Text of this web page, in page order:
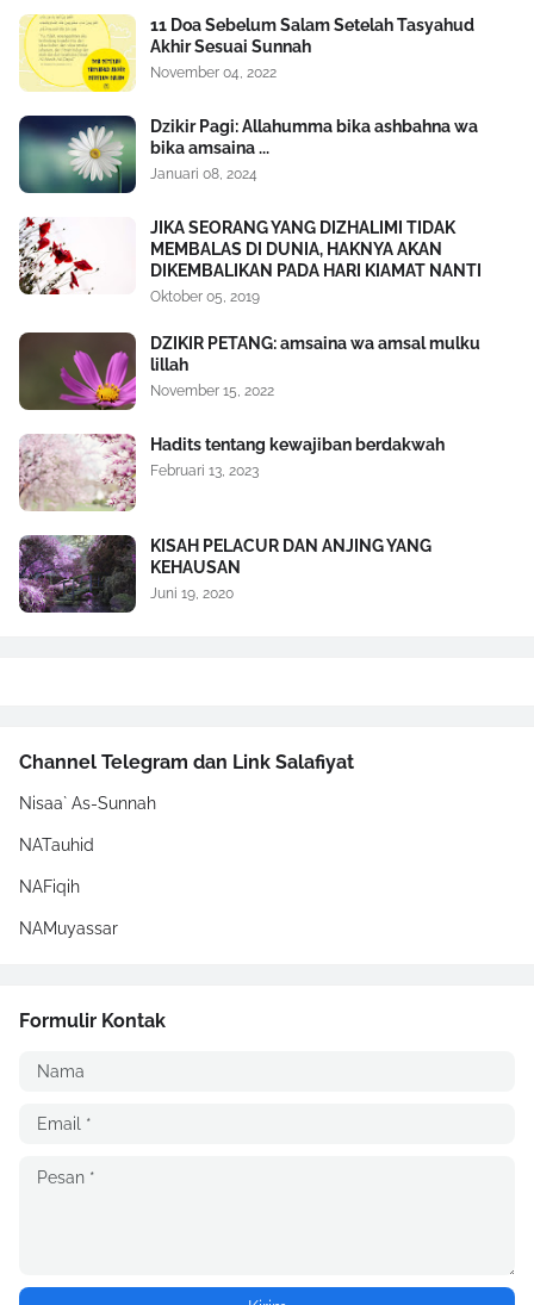
11 Doa Sebelum Salam Setelah Tasyahud
Akhir Sesuai Sunnah
November 04, 2022
Dzikir Pagi: Allahumma bika ashbahna wa
bika amsaina ...
Januari 08, 2024
JIKA SEORANG YANG DIZHALIMI TIDAK
MEMBALAS DI DUNIA, HAKNYA AKAN
DIKEMBALIKAN PADA HARI KIAMAT NANTI
Oktober 05, 2019
DZIKIR PETANG: amsaina wa amsal mulku
lillah
November 15, 2022
Hadits tentang kewajiban berdakwah
Februari 13, 2023
KISAH PELACUR DAN ANJING YANG
KEHAUSAN
Juni 19, 2020
Channel Telegram dan Link Salafiyat
Nisaa` As-Sunnah
NATauhid
NAFiqih
NAMuyassar
Formulir Kontak